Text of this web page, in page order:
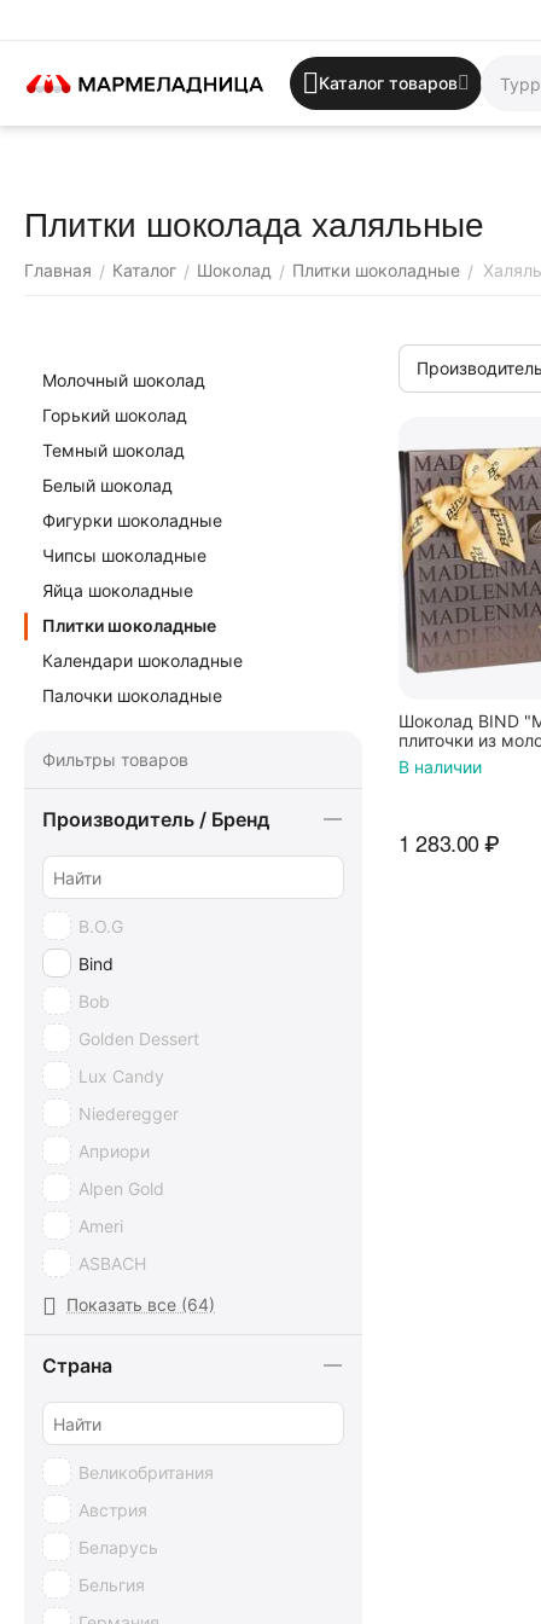
Каталог товаров
Плитки шоколада халяльные
Главная / Каталог / Шоколад / Плитки шоколадные /
Шоколад BIND
плиточки из
370г
В наличии
1 283.00₽
Молочный шоколад
Горький шоколад
Темный шоколад
Белый шоколад
Фигурки шоколадные
Чипсы шоколадные
Яйца шоколадные
Плитки шоколадные
Календари шоколадные
Палочки шоколадные
Фильтры товаров
Производитель / Бренд
B.O.G
Bind
Bob
Golden Dessert
Lux Candy
Niederegger
Априори
Alpen Gold
Ameri
ASBACH
Baci
Belfine
Bohme
Cadbury
Cailler
Показать все (64)
Страна
Великобритания
Австрия
Беларусь
Бельгия